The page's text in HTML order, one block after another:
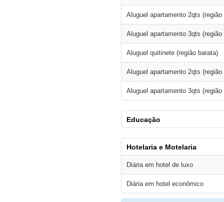
Aluguel apartamento 2qts (região
Aluguel apartamento 3qts (região
Aluguel quitinete (região barata)
Aluguel apartamento 2qts (região
Aluguel apartamento 3qts (região
Educação
Hotelaria e Motelaria
Diária em hotel de luxo
Diária em hotel econômico